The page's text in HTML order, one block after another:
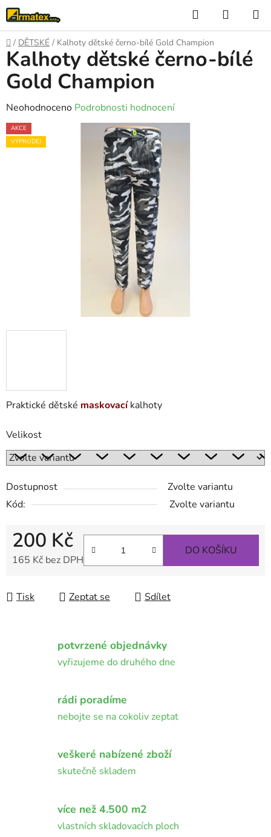
Přejít
na
obsah
Hledat
KOŠÍK
Domů
/ DĚTSKÉ / Kalhoty dětské černo-bílé Gold Champion
Praktické dětské maskovacíkalhoty
Velikost
Dostupnost
Zvolte variantu
Kód:
Zvolte variantu
200 Kč
165 Kč bez DPH
DO KOŠÍKU
Tisk Zeptat se Sdílet
Kalhoty dětské černo-bílé
Gold Champion
Průměrné
hodnocení
produktu
Neohodnoceno Podrobnosti hodnocení
AKCE
VÝPRODEJ
potvrzené objednávky
vyřizujeme do druhého dne
rádi poradíme
nebojte se na cokoliv zeptat
veškeré nabízené zboží
skutečně skladem
více než 4.500 m2
vlastních skladovacích ploch